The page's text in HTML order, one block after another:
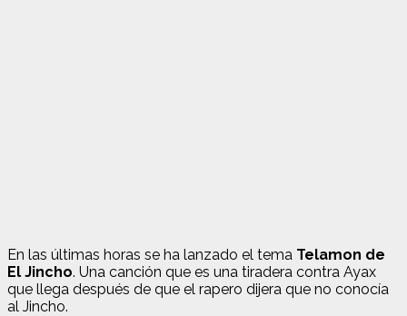
En las últimas horas se ha lanzado el tema Telamon de
El Jincho. Una canción que es una tiradera contra Ayax
que llega después de que el rapero dijera que no conocía
al Jincho.